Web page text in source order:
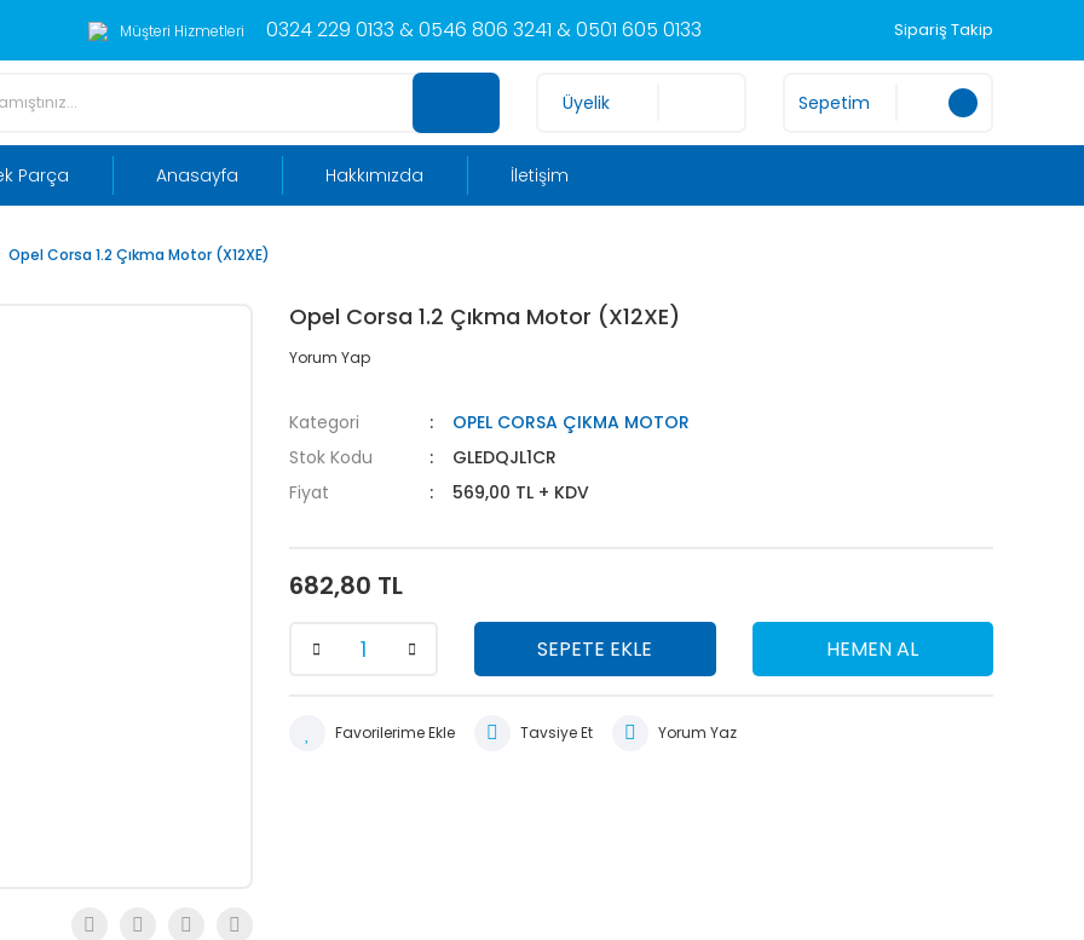
Müşteri Hizmetleri 0324 229 0133 & 0546 806 3241 & 0501 605 0133 Sipariş Takip
Üyelik Sepetim
Parça Anasayfa Hakkımızda İletişim
Opel Corsa 1.2 Çıkma Motor (X12XE)
Opel Corsa 1.2 Çıkma Motor (X12XE)
Yorum Yap
Kategori
OPEL CORSA ÇIKMA MOTOR
Stok Kodu
GLEDQJL1CR
Fiyat
569,00 TL + KDV
682,80 TL
SEPETE EKLE HEMEN AL
Tavsiye Et Yorum Yaz